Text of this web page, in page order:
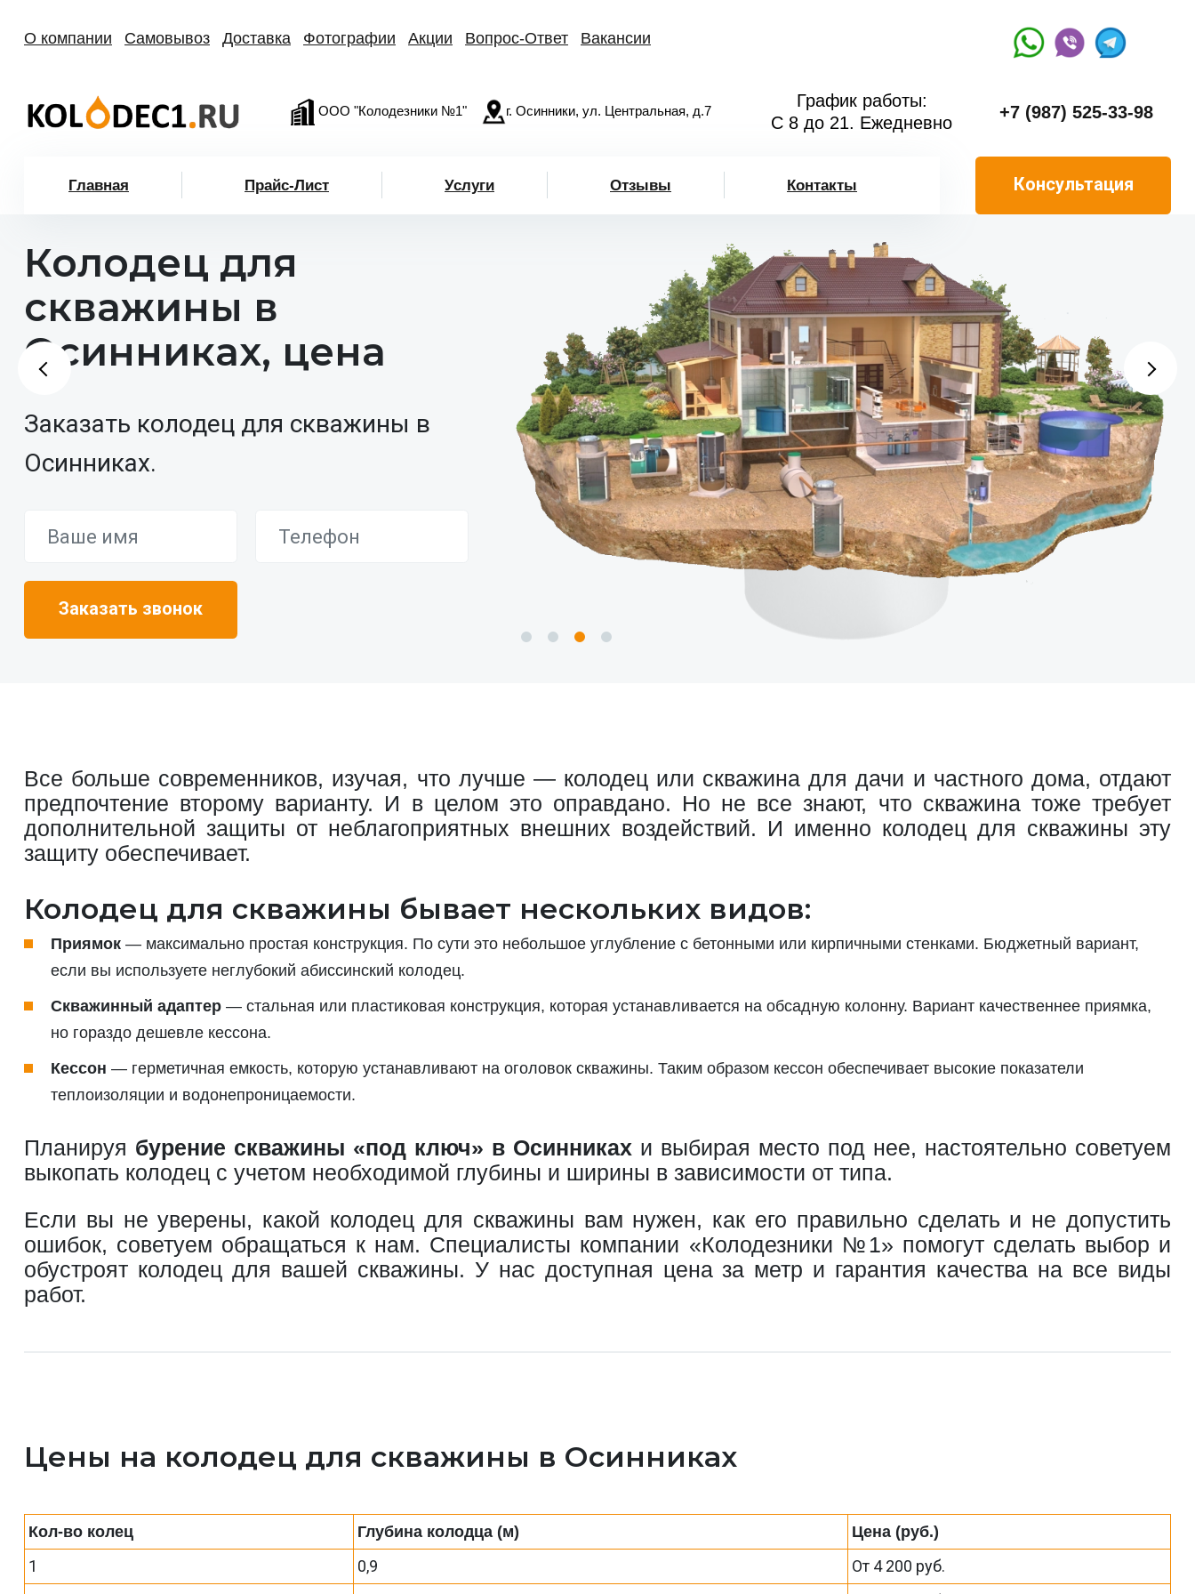
О компании Самовывоз Доставка Фотографии Акции Вопрос-Ответ Вакансии
ООО "Колодезники №1" г. Осинники, ул. Центральная, д.7
График работы:
С 8 до 21. Ежедневно
+7 (987) 525-33-98
Главная Прайс-Лист Услуги Отзывы Контакты Консультация
Колодец для
скважины в
Осинниках, цена
Заказать колодец для скважины в
Осинниках.
Все больше современников, изучая, что лучше — колодец или скважина для дачи и частного дома, отдают
предпочтение второму варианту. И в целом это оправдано. Но не все знают, что скважина тоже требует
дополнительной защиты от неблагоприятных внешних воздействий. И именно колодец для скважины эту
защиту обеспечивает.
Колодец для скважины бывает нескольких видов:
Приямок — максимально простая конструкция. По сути это небольшое углубление с бетонными или кирпичными стенками. Бюджетный вариант,
если вы используете неглубокий абиссинский колодец.
Скважинный адаптер — стальная или пластиковая конструкция, которая устанавливается на обсадную колонну. Вариант качественнее приямка,
но гораздо дешевле кессона.
Кессон — герметичная емкость, которую устанавливают на оголовок скважины. Таким образом кессон обеспечивает высокие показатели
теплоизоляции и водонепроницаемости.
Планируя бурение скважины «под ключ» в Осинниках и выбирая место под нее, настоятельно советуем
выкопать колодец с учетом необходимой глубины и ширины в зависимости от типа.
Если вы не уверены, какой колодец для скважины вам нужен, как его правильно сделать и не допустить
ошибок, советуем обращаться к нам. Специалисты компании «Колодезники №1» помогут сделать выбор и
обустроят колодец для вашей скважины. У нас доступная цена за метр и гарантия качества на все виды
работ.
Цены на колодец для скважины в Осинниках
Кол-во колец Глубина колодца (м) Цена (руб.)
1 0,9
От 4 200 руб.